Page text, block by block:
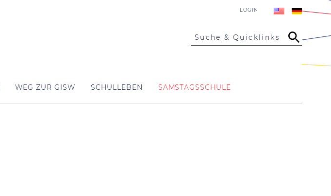
LOGIN
Suche & Quicklinks
WEG ZUR GISW SCHULLEBEN SAMSTAGSSCHULE